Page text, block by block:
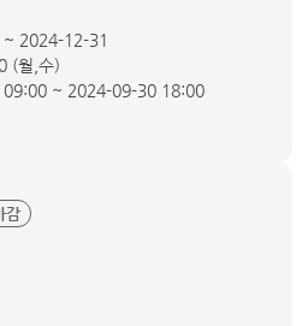
2024-12-31
(월,수)
~ 2024-09-30 18:00
감